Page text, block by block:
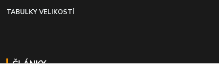
TABULKY VELIKOSTÍ
ČLÁNKY